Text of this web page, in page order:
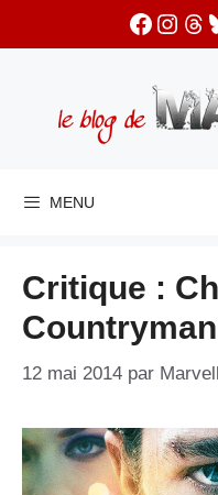
MENU
Critique :
Countryman
12 mai 2014 par